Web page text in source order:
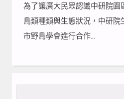
為了讓廣大民眾認識中研院園
鳥類種類與生態狀況，中研院
市野鳥學會進行合作…